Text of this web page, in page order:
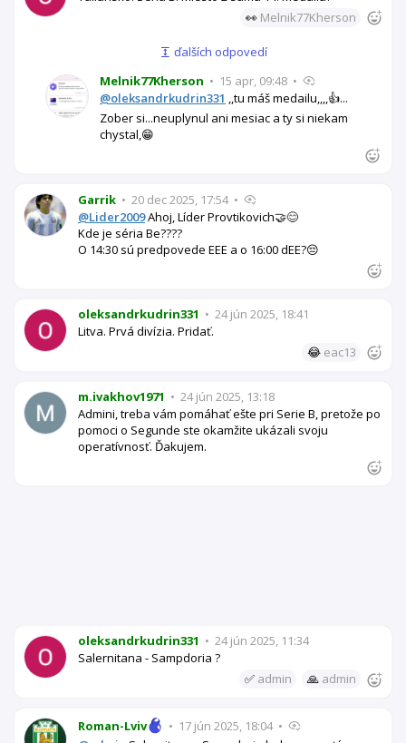
👀 Melnik77Kherson
ďalších odpovedí
Melnik77Kherson • 15 apr, 09:48 •
@oleksandrkudrin331
,,tu máš medailu,,,,👍...
Zober si...neuplynul ani mesiac a ty si niekam
chystal,😁
Garrik • 20 dec 2025, 17:54 •
@Lider2009Ahoj, Líder Provtikovich🤝😊
Kde je séria Be????
O 14:30 sú predpovede EEE a o 16:00 dEE?😔
oleksandrkudrin331 • 24 jún 2025, 18:41
Litva. Prvá divízia. Pridať.
😂 eac13
m.ivakhov1971 • 24 jún 2025, 13:18
Admini, treba vám pomáhať ešte pri Serie B, pretože po
pomoci o Segunde ste okamžite ukázali svoju
operatívnosť. Ďakujem.
oleksandrkudrin331 • 24 jún 2025, 11:34
Salernitana - Sampdoria ?
✅ admin 🙏 admin
Roman-Lviv • 17 jún 2025, 18:04 •